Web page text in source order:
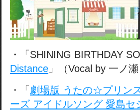
・「SHINING BIRTHDAY
Distance 」（Vocal by 一ノ
・「 劇場版 うたの☆プリン
ーズ アイドルソング 愛島セ